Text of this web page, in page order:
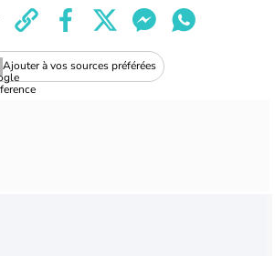
Ajouter à vos sources préférées